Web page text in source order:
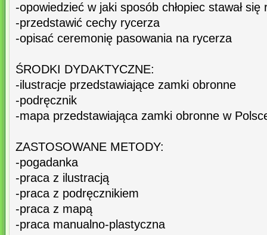
-opowiedzieć w jaki sposób chłopiec stawał się
-przedstawić cechy rycerza
-opisać ceremonię pasowania na rycerza
ŚRODKI DYDAKTYCZNE:
-ilustracje przedstawiające zamki obronne
-podręcznik
-mapa przedstawiająca zamki obronne w
ZASTOSOWANE METODY:
-pogadanka
-praca z ilustracją
-praca z podręcznikiem
-praca z mapą
-praca manualno-plastyczna